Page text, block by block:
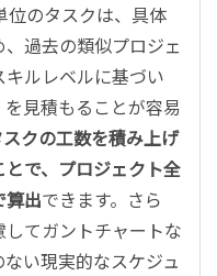
位のタスクは、具体
過去の類似プロジェ
ルレベルに基づい
見積もることが容易
クの工数を積み上げ
で、プロジェクト全
算出できます。さら
てガントチャートな
い現実的なスケジュ